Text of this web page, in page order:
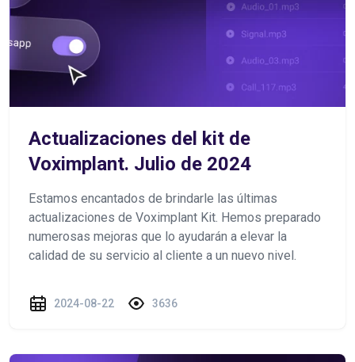
Actualizaciones del kit de
Voximplant. Julio de 2024
Estamos encantados de brindarle las últimas
actualizaciones de Voximplant Kit. Hemos preparado
numerosas mejoras que lo ayudarán a elevar la
calidad de su servicio al cliente a un nuevo nivel.
2024-08-22 3636